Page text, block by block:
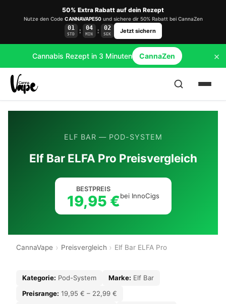
50% Extra Rabatt auf dein Rezept
Nutze den Code CANNAVAPE50und sichere dir 50% Rabatt bei CannaZen
01
STD : 04
MIN : 02
SEK Jetzt sichern
Cannabis Rezept in 3 Minuten CannaZen ×
ELF BAR — POD-SYSTEM
Elf Bar ELFA Pro Preisvergleich
BESTPREIS
19,95 €bei InnoCigs
CannaVape Preisvergleich Elf Bar ELFA Pro
Kategorie: Pod-System Marke: Elf Bar
Preisrange: 19,95 € – 22,99 €